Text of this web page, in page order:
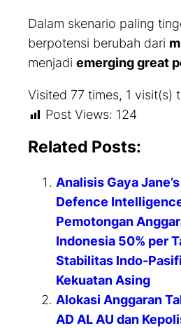
Dalam skenario paling
berpotensi berubah dari
menjadi emerging great
Visited 77 times, 1 visit(s)
Post Views: 124
Related Posts:
Analisis Gaya
Defence
Pemotongan
Indonesia 50% per
Stabilitas Indo-
Kekuatan Asing
Alokasi Anggaran
AD AL AU dan